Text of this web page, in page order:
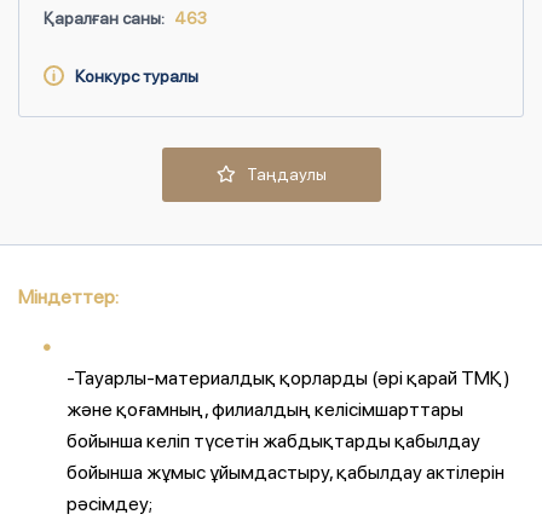
Қаралған саны: 463
Конкурс туралы
Таңдаулы
Міндеттер:
-Тауарлы-материалдық қорларды (әрі қарай ТМҚ)
және қоғамның, филиалдың келісімшарттары
бойынша келіп түсетін жабдықтарды қабылдау
бойынша жұмыс ұйымдастыру, қабылдау актілерін
рәсімдеу;